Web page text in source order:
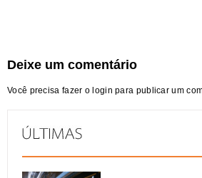
Deixe um comentário
Você precisa fazer o login para publicar um